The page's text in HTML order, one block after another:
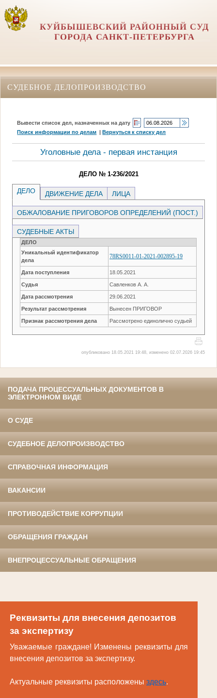
КУЙБЫШЕВСКИЙ РАЙОННЫЙ СУД
ГОРОДА САНКТ-ПЕТЕРБУРГА
СУДЕБНОЕ ДЕЛОПРОИЗВОДСТВО
Вывести список дел, назначенных на дату
Поиск информации по делам |Вернуться к списку дел
Уголовные дела - первая инстанция
ДЕЛО № 1-236/2021
ДЕЛО ДВИЖЕНИЕ ДЕЛА ЛИЦА
ОБЖАЛОВАНИЕ ПРИГОВОРОВ ОПРЕДЕЛЕНИЙ (ПОСТ.)
СУДЕБНЫЕ АКТЫ
ДЕЛО
Уникальный идентификатор
дела
78RS0011-01-2021-002895-19
Дата поступления 18.05.2021
Судья Савленков А. А.
Дата рассмотрения 29.06.2021
Результат рассмотрения Вынесен ПРИГОВОР
Признак рассмотрения дела Рассмотрено единолично судьей
опубликовано 18.05.2021 19:48, изменено 02.07.2026 19:45
ПОДАЧА ПРОЦЕССУАЛЬНЫХ ДОКУМЕНТОВ В
ЭЛЕКТРОННОМ ВИДЕ
О СУДЕ
СУДЕБНОЕ ДЕЛОПРОИЗВОДСТВО
СПРАВОЧНАЯ ИНФОРМАЦИЯ
ВАКАНСИИ
ПРОТИВОДЕЙСТВИЕ КОРРУПЦИИ
ОБРАЩЕНИЯ ГРАЖДАН
ВНЕПРОЦЕССУАЛЬНЫЕ ОБРАЩЕНИЯ
Реквизиты для внесения депозитов
за экспертизу
Уважаемые граждане! Изменены реквизиты для
внесения депозитов за экспертизу.
Актуальные реквизиты расположеныздесь.